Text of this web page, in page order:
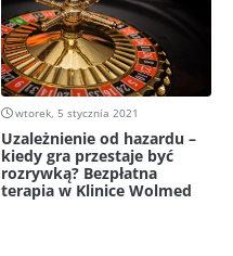
wtorek, 5 stycznia 2021
Uzależnienie od hazardu –
kiedy gra przestaje być
rozrywką? Bezpłatna
terapia w Klinice Wolmed